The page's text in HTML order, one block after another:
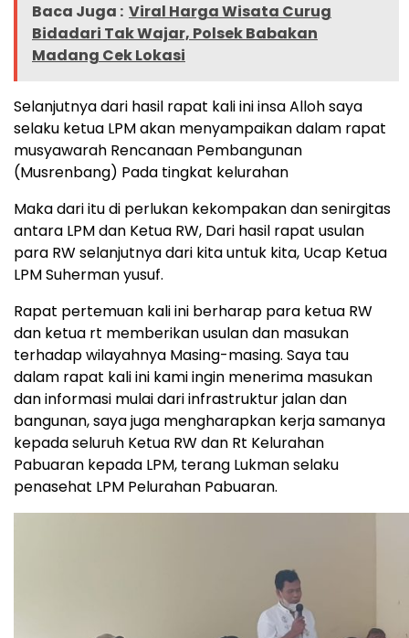
Baca Juga : Viral Harga Wisata Curug
Bidadari Tak Wajar, Polsek Babakan
Madang Cek Lokasi
Selanjutnya dari hasil rapat kali ini insa Alloh saya
selaku ketua LPM akan menyampaikan dalam rapat
musyawarah Rencanaan Pembangunan
(Musrenbang) Pada tingkat kelurahan
Maka dari itu di perlukan kekompakan dan senirgitas
antara LPM dan Ketua RW, Dari hasil rapat usulan
para RW selanjutnya dari kita untuk kita, Ucap Ketua
LPM Suherman yusuf.
Rapat pertemuan kali ini berharap para ketua RW
dan ketua rt memberikan usulan dan masukan
terhadap wilayahnya Masing-masing. Saya tau
dalam rapat kali ini kami ingin menerima masukan
dan informasi mulai dari infrastruktur jalan dan
bangunan, saya juga mengharapkan kerja samanya
kepada seluruh Ketua RW dan Rt Kelurahan
Pabuaran kepada LPM, terang Lukman selaku
penasehat LPM Pelurahan Pabuaran.